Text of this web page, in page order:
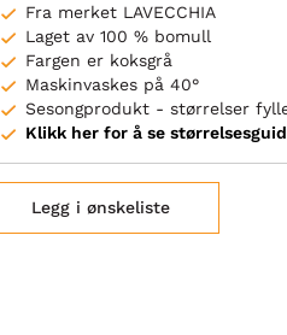
Fra merket LAVECCHIA
Laget av 100 % bomull
Fargen er koksgrå
Maskinvaskes på 40°
Sesongprodukt - størrelser
Klikk her for å se
Legg i ønskeliste